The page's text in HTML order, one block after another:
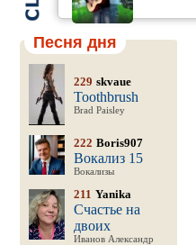
Песня дня
229 skvaue
Toothbrush
Brad Paisley
222 Boris907
Вокализ 15
Вокализы
211 Yanika
Счастье на
двоих
Иванов Александр